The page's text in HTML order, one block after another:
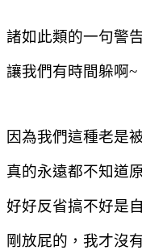
諸如此類的一句警
讓我們有時間躲啊~
因為我們這種老是
真的永遠都不知道
好好反省搞不好是
剛放屁的，我才沒